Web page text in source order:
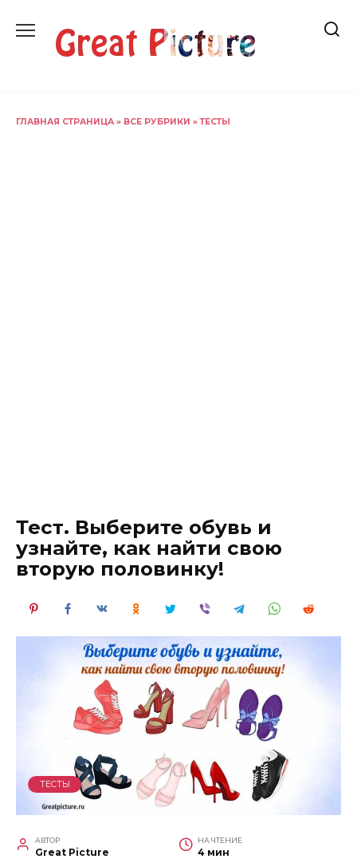
содержанию
ГЛАВНАЯ СТРАНИЦА » ВСЕ РУБРИКИ »ТЕСТЫ
Тест. Выберите обувь и
узнайте, как найти свою
вторую половинку!
ТЕСТЫ
АВТОР
Great Picture
НА ЧТЕНИЕ
4 мин